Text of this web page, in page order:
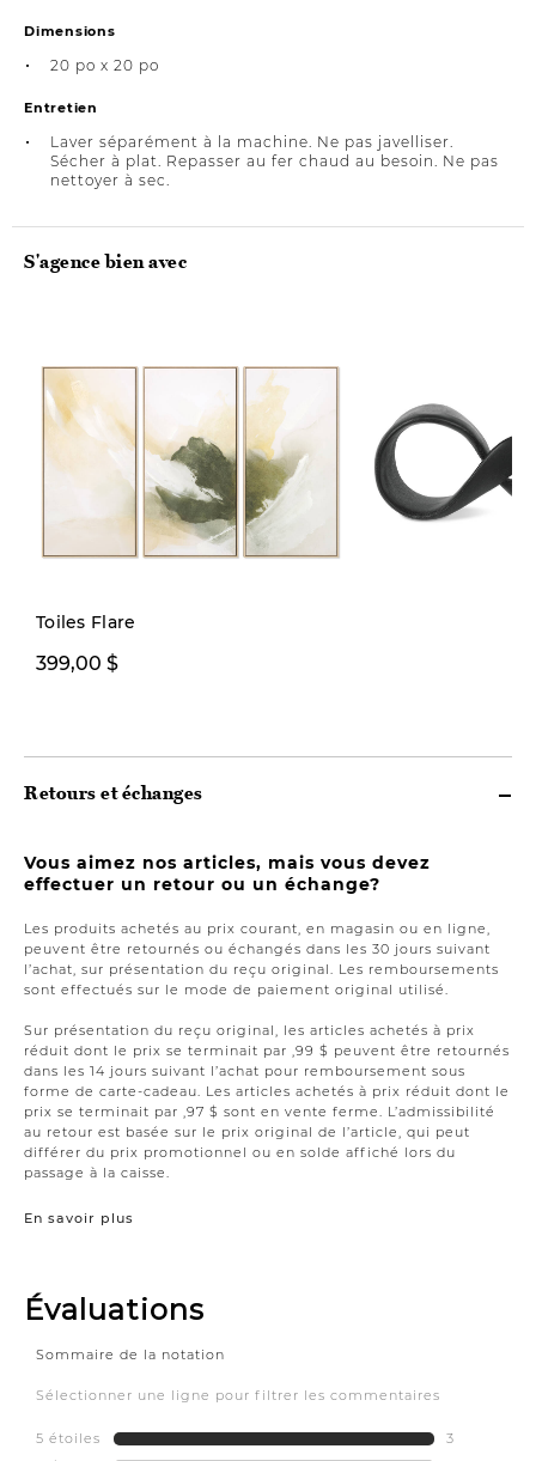
Dimensions
20 po x 20 po
Entretien
Laver séparément à la machine. Ne pas javelliser.
Sécher à plat. Repasser au fer chaud au besoin. Ne pas
nettoyer à sec.
S'agence bien avec
Toiles Flare
399,00 $
Retours et échanges
Vous aimez nos articles, mais vous devez
effectuer un retour ou un échange?
Les produits achetés au prix courant, en magasin ou en ligne,
peuvent être retournés ou échangés dans les 30 jours suivant
l’achat, sur présentation du reçu original. Les remboursements
sont effectués sur le mode de paiement original utilisé.
Sur présentation du reçu original, les articles achetés à prix
réduit dont le prix se terminait par ,99 $ peuvent être retournés
dans les 14 jours suivant l’achat pour remboursement sous
forme de carte-cadeau. Les articles achetés à prix réduit dont le
prix se terminait par ,97 $ sont en vente ferme. L’admissibilité
au retour est basée sur le prix original de l’article, qui peut
différer du prix promotionnel ou en solde affiché lors du
passage à la caisse.
En savoir plus